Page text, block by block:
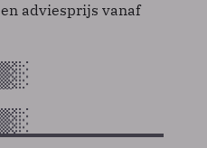
adviesprijs vanaf